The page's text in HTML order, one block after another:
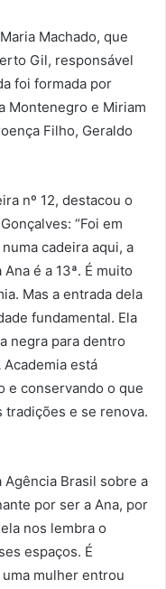
Machado, que
Gil, responsável
foi formada por
Montenegro e Miriam
Filho, Geraldo
nº 12, destacou o
“Foi em
cadeira aqui, a
é a 13ª. É muito
Mas a entrada dela
fundamental. Ela
negra para dentro
Academia está
e conservando o que
tradições e se renova.
Agência Brasil sobre a
por ser a Ana, por
nos lembra o
espaços. É
mulher entrou